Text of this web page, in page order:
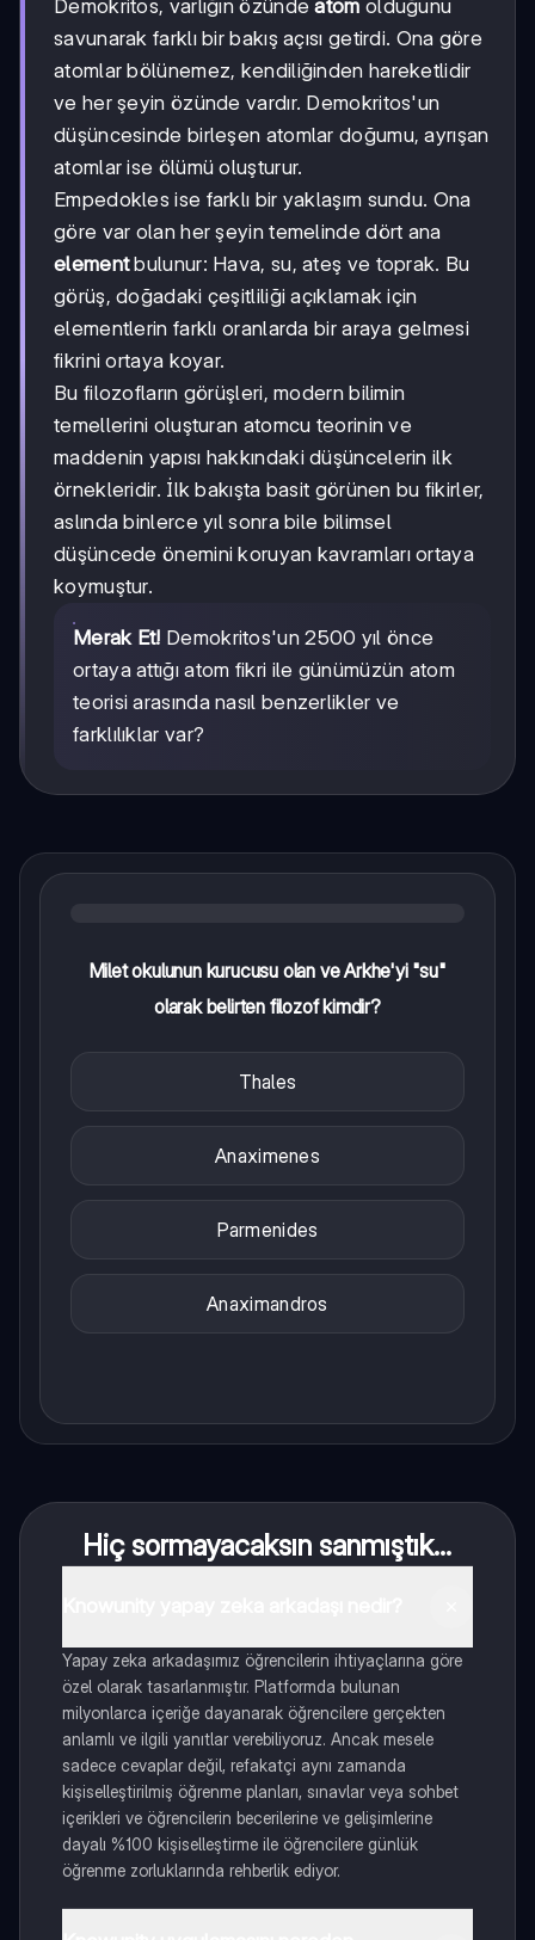
Demokritos, varlığın özündeatom olduğunu
savunarak farklı bir bakış açısı getirdi. Ona göre
atomlar bölünemez, kendiliğinden hareketlidir
ve her şeyin özünde vardır. Demokritos'un
düşüncesinde birleşen atomlar doğumu, ayrışan
atomlar ise ölümü oluşturur.
Empedokles ise farklı bir yaklaşım sundu. Ona
göre var olan her şeyin temelinde dört ana
elementbulunur: Hava, su, ateş ve toprak. Bu
görüş, doğadaki çeşitliliği açıklamak için
elementlerin farklı oranlarda bir araya gelmesi
fikrini ortaya koyar.
Bu filozofların görüşleri, modern bilimin
temellerini oluşturan atomcu teorinin ve
maddenin yapısı hakkındaki düşüncelerin ilk
örnekleridir. İlk bakışta basit görünen bu fikirler,
aslında binlerce yıl sonra bile bilimsel
düşüncede önemini koruyan kavramları ortaya
koymuştur.
Merak Et! Demokritos'un 2500 yıl önce
ortaya attığı atom fikri ile günümüzün atom
teorisi arasında nasıl benzerlikler ve
farklılıklar var?
Milet okulunun kurucusu olan ve Arkhe'yi "su"
olarak belirten filozof kimdir?
Thales
Anaximenes
Parmenides
Anaximandros
Hiç sormayacaksın sanmıştık...
Yapay zeka arkadaşımız öğrencilerin ihtiyaçlarına göre
özel olarak tasarlanmıştır. Platformda bulunan
milyonlarca içeriğe dayanarak öğrencilere gerçekten
anlamlı ve ilgili yanıtlar verebiliyoruz. Ancak mesele
sadece cevaplar değil, refakatçi aynı zamanda
kişiselleştirilmiş öğrenme planları, sınavlar veya sohbet
içerikleri ve öğrencilerin becerilerine ve gelişimlerine
dayalı %100 kişiselleştirme ile öğrencilere günlük
öğrenme zorluklarında rehberlik ediyor.